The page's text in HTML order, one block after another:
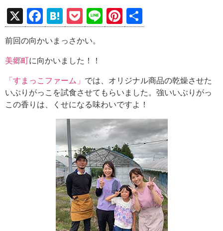
X
F
a
ce
b
o
o
k
H
at
e
n
a
P
o
ck
et
Li
n
Pi
nt
t
有
前回の向かいまっさかい。
美郷町に向かいました！！
「すまっこファーム」 では、オリジナル商品の乾燥させた
いぶりがっこを試食させてもらいました。強いいぶりがっ
この香りは、くせになる味わいですよ！